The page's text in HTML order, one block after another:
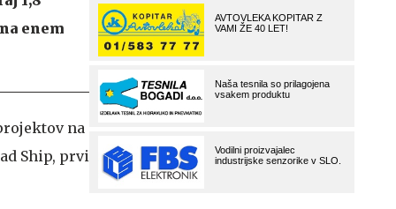
enem
na
Ship, prvi